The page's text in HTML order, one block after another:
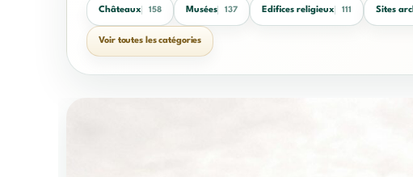
Châteaux 158 Musées 137 Edifices religieux 111 Sites
Voir toutes les catégories